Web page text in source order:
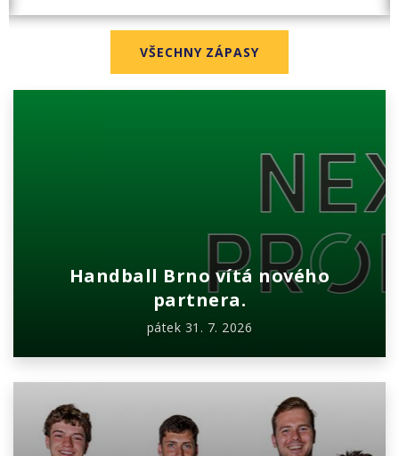
VŠECHNY ZÁPASY
Handball Brno vítá nového
partnera.
pátek 31. 7. 2026